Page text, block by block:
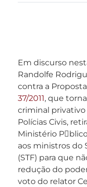
Em discurso
Randolfe
contra a
37/2011, que
criminal privativo
Polícias Civis,
Ministério
aos ministros do
(STF) para que
redução do
voto do relator